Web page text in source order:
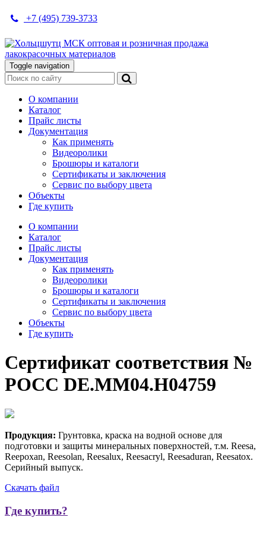
+7 (495) 739-3733
Toggle navigation
О компании
Каталог
Прайс листы
Документация
Как применять
Видеоролики
Брошюры и каталоги
Сертификаты и заключения
Сервис по выбору цвета
Объекты
Где купить
О компании
Каталог
Прайс листы
Документация
Как применять
Видеоролики
Брошюры и каталоги
Сертификаты и заключения
Сервис по выбору цвета
Объекты
Где купить
Сертификат соответствия №
РОСС DE.MM04.H04759
Продукция: Грунтовка, краска на водной основе для
подготовки и защиты минеральных поверхностей, т.м. Reesa,
Reepoxan, Reesolan, Reesalux, Reesacryl, Reesaduran, Reesatox.
Серийный выпуск.
Скачать файл
Где купить?